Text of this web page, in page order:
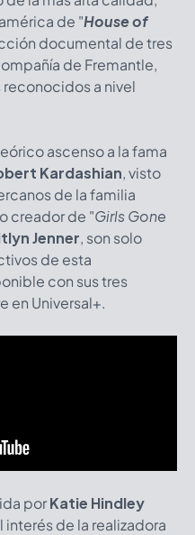
de "House of
documental de tres
de Fremantle,
reconocidos a nivel
ascenso a la fama
Kardashian, visto
de la familia
creador de "Girls Gone
Jenner, son solo
de esta
con sus tres
en Universal+.
porKatie Hindley
interés de la realizadora